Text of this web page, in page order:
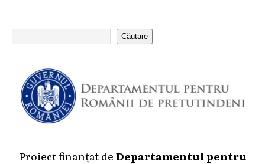
Căutare
Proiect finanțat deDepartamentul pentru